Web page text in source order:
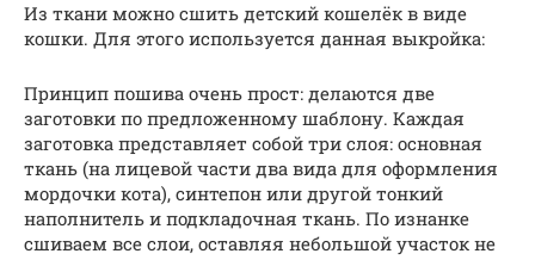
Из ткани можно сшить детский кошелёк в виде
кошки. Для этого используется данная выкройка:
Принцип пошива очень прост: делаются две
заготовки по предложенному шаблону. Каждая
заготовка представляет собой три слоя: основная
ткань (на лицевой части два вида для оформления
мордочки кота), синтепон или другой тонкий
наполнитель и подкладочная ткань. По изнанке
сшиваем все слои, оставляя небольшой участок не